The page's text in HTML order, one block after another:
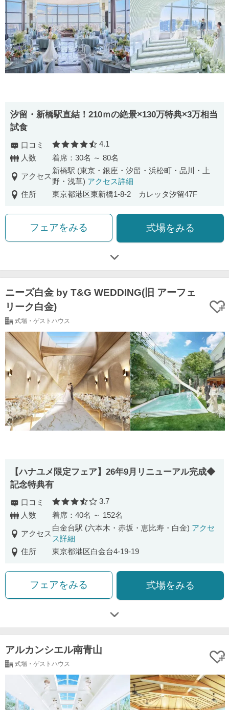
汐留・新橋駅直結！210ｍの絶景×130万特典×3万相当
試食
口コミ 口コミ評価
4.1
人数
着席：30名 ～ 80名
アクセス
新橋駅 (東京・銀座・汐留・浜松町・品川・上
野・浅草) アクセス詳細
住所
東京都港区東新橋1-8-2 カレッタ汐留47F
フェアをみる 式場をみる
ニーズ白金 by T&G WEDDING(旧 アーフェ
リーク白金)
式場・ゲストハウス
【ハナユメ限定フェア】26年9月リニューアル完成◆
記念特典有
口コミ 口コミ評価
3.7
人数
着席：40名 ～ 152名
アクセス
白金台駅 (六本木・赤坂・恵比寿・白金) アクセ
ス詳細
住所
東京都港区白金台4-19-19
フェアをみる 式場をみる
アルカンシエル南青山
式場・ゲストハウス